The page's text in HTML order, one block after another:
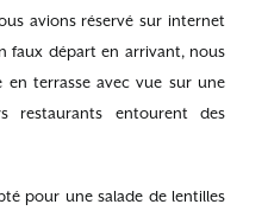
avions réservé sur internet
faux départ en arrivant, nous
terrasse avec vue sur une
restaurants entourent des
pour une salade de lentilles